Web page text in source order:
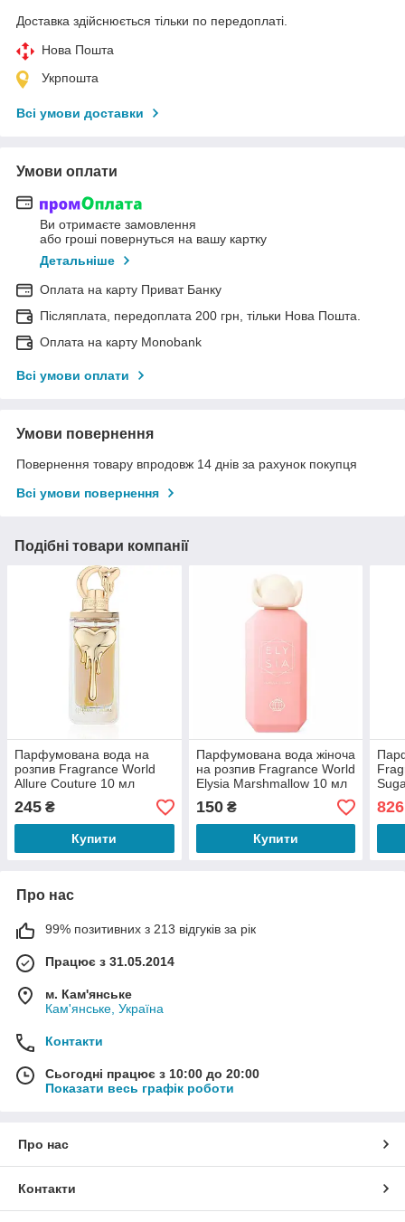
Доставка здійснюється тільки по передоплаті.
Нова Пошта
Укрпошта
Всі умови доставки
Умови оплати
Ви отримаєте замовлення
або гроші повернуться на вашу картку
Детальніше
Оплата на карту Приват Банку
Післяплата, передоплата 200 грн, тільки Нова Пошта.
Оплата на карту Monobank
Всі умови оплати
Умови повернення
Повернення товару впродовж 14 днів за рахунок покупця
Всі умови повернення
Подібні товари компанії
Парфумована вода на
розпив Fragrance World
Allure Couture 10 мл
245 ₴
Купити
Парфумована вода жіноча
на розпив Fragrance World
Elysia Marshmallow 10 мл
150₴
Купити
Про нас
99% позитивних з 213 відгуків за рік
Працює з 31.05.2014
м. Кам'янське
Кам'янське, Україна
Контакти
Сьогодні працює з 10:00 до 20:00
Показати весь графік роботи
Про нас
Контакти